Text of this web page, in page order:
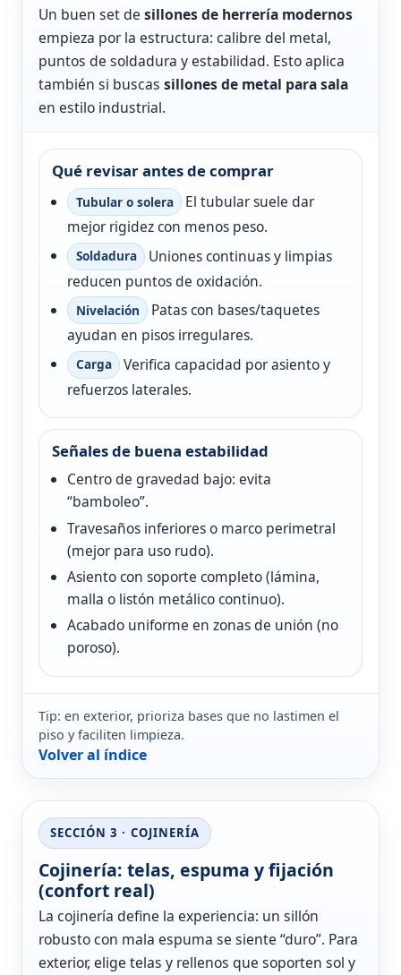
Un buen set de sillones de herrería modernos
empieza por la estructura: calibre del metal,
puntos de soldadura y estabilidad. Esto aplica
también si buscas sillones de metal para sala
en estilo industrial.
Qué revisar antes de comprar
Tubular o solera
El tubular suele dar
mejor rigidez con menos peso.
Soldadura
Uniones continuas y limpias
reducen puntos de oxidación.
Nivelación
Patas con bases/taquetes
ayudan en pisos irregulares.
Carga
Verifica capacidad por asiento y
refuerzos laterales.
Señales de buena estabilidad
Centro de gravedad bajo: evita
“bamboleo”.
Travesaños inferiores o marco perimetral
(mejor para uso rudo).
Asiento con soporte completo (lámina,
malla o listón metálico continuo).
Acabado uniforme en zonas de unión (no
poroso).
Tip: en exterior, prioriza bases que no lastimen el
piso y faciliten limpieza.
Volver al índice
SECCIÓN 3 · COJINERÍA
Cojinería: telas, espuma y fijación
(confort real)
La cojinería define la experiencia: un sillón
robusto con mala espuma se siente “duro”. Para
exterior, elige telas y rellenos que soporten sol y